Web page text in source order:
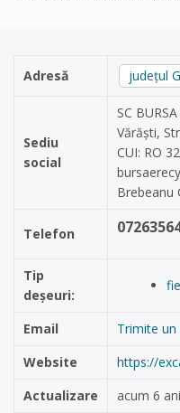
Adresă județul
Sediu
social
SC
Vărăști,
CUI: RO
Brebeanu
Telefon
Tip
deșeuri:
Email
Trimite
Website
https://
Actualizare
acum 6 ani